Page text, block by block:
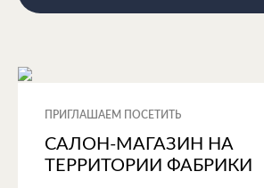
ПРИГЛАШАЕМ ПОСЕТИТЬ
САЛОН-МАГАЗИН НА
ТЕРРИТОРИИ ФАБРИКИ